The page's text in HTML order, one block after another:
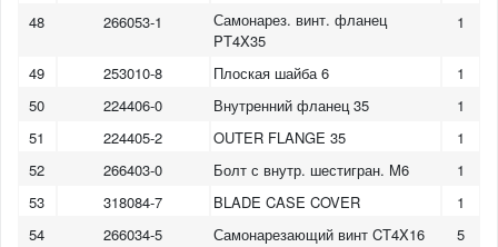
48
266053-1
Самонарез. винт. фланец
PT4X35
1
49 253010-8 Плоская шайба 6
1
50
224406-0 Внутренний фланец 35
1
51
224405-2 OUTER FLANGE 35
1
52
266403-0 Болт с внутр. шестигран. M6
1
53
318084-7 BLADE CASE COVER
1
54
266034-5 Самонарезающий винт CT4X16
5